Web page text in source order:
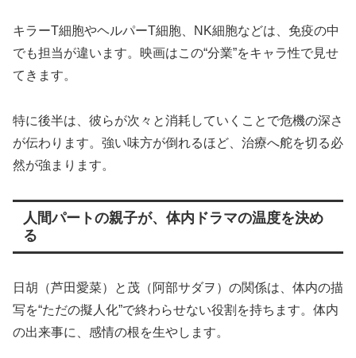
キラーT細胞やヘルパーT細胞、NK細胞などは、免疫の中
でも担当が違います。映画はこの“分業”をキャラ性で見せ
てきます。
特に後半は、彼らが次々と消耗していくことで危機の深さ
が伝わります。強い味方が倒れるほど、治療へ舵を切る必
然が強まります。
人間パートの親子が、体内ドラマの温度を決め
る
日胡（芦田愛菜）と茂（阿部サダヲ）の関係は、体内の描
写を“ただの擬人化”で終わらせない役割を持ちます。体内
の出来事に、感情の根を生やします。